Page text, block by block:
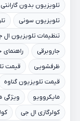
تلویزیون بدون گارانتی
تلویزیون سونی
تنظیمات تلویزیون ال
جاروبرقی
راهنمای
ظرفشویی
قیمت
قیمت تلویزیون گناوه
مایکروویو
ویژگی
کولرگازی ال جی